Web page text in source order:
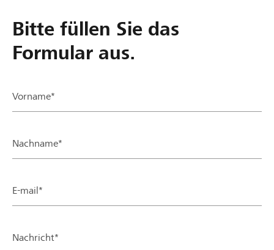
Bitte füllen Sie das
Formular aus.
Vorname*
Nachname*
E-mail*
Nachricht*